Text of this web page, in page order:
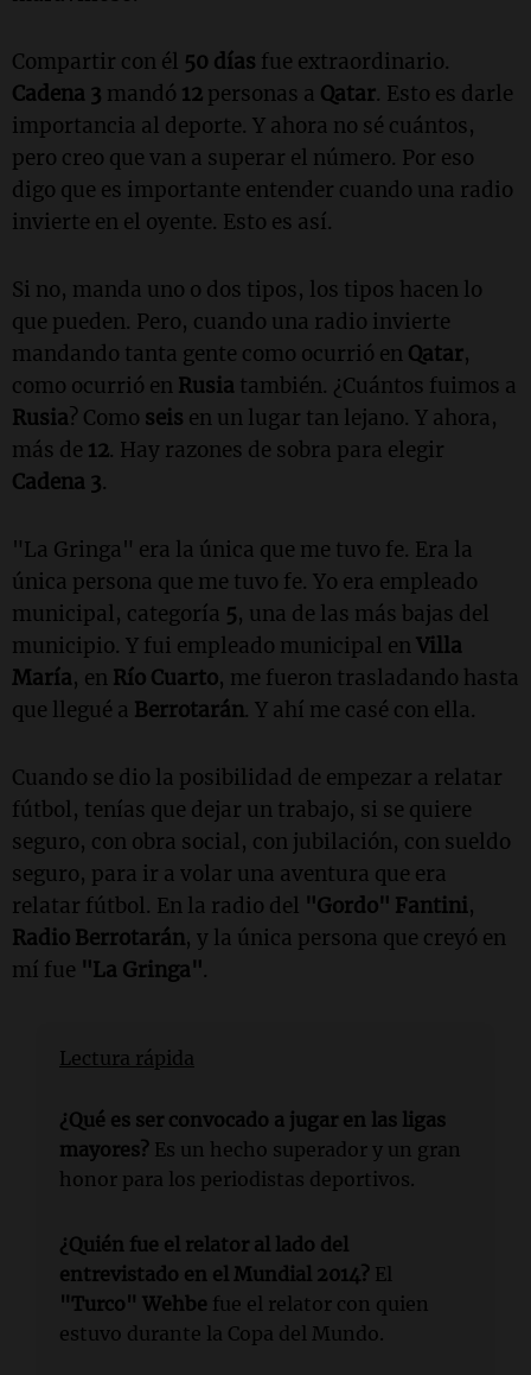
Compartir con él 50 días fue extraordinario.
Cadena 3 mandó 12 personas a Qatar. Esto es darle
importancia al deporte. Y ahora no sé cuántos,
pero creo que van a superar el número. Por eso
digo que es importante entender cuando una radio
invierte en el oyente. Esto es así.
Si no, manda uno o dos tipos, los tipos hacen lo
que pueden. Pero, cuando una radio invierte
mandando tanta gente como ocurrió en Qatar,
como ocurrió en Rusia también. ¿Cuántos fuimos a
Rusia? Como seis en un lugar tan lejano. Y ahora,
más de 12. Hay razones de sobra para elegir
Cadena 3.
"La Gringa" era la única que me tuvo fe. Era la
única persona que me tuvo fe. Yo era empleado
municipal, categoría 5, una de las más bajas del
municipio. Y fui empleado municipal enVilla
María, en Río Cuarto, me fueron trasladando hasta
que llegué a Berrotarán. Y ahí me casé con ella.
Cuando se dio la posibilidad de empezar a relatar
fútbol, tenías que dejar un trabajo, si se quiere
seguro, con obra social, con jubilación, con sueldo
seguro, para ir a volar una aventura que era
relatar fútbol. En la radio del "Gordo" Fantini,
Radio Berrotarán, y la única persona que creyó en
mí fue "La Gringa".
Lectura rápida
¿Qué es ser convocado a jugar en las ligas
mayores? Es un hecho superador y un gran
honor para los periodistas deportivos.
¿Quién fue el relator al lado del
entrevistado en el Mundial 2014? El
"Turco" Wehbe fue el relator con quien
estuvo durante la Copa del Mundo.